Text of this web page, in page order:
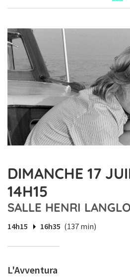
DIMANCHE 17
14H15
SALLE HENRI
14h15 16h35 (137 min)
L'Avventura